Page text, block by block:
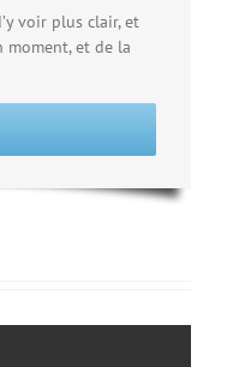
voir plus clair, et
moment, et de la